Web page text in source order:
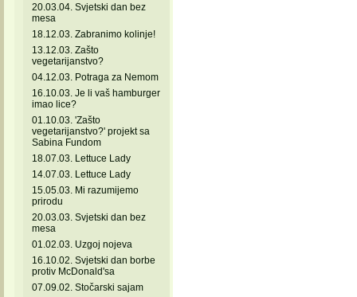
20.03.04. Svjetski dan bez
mesa
18.12.03. Zabranimo kolinje!
13.12.03. Zašto
vegetarijanstvo?
04.12.03. Potraga za Nemom
16.10.03. Je li vaš hamburger
imao lice?
01.10.03. 'Zašto
vegetarijanstvo?' projekt sa
Sabina Fundom
18.07.03. Lettuce Lady
14.07.03. Lettuce Lady
15.05.03. Mi razumijemo
prirodu
20.03.03. Svjetski dan bez
mesa
01.02.03. Uzgoj nojeva
16.10.02. Svjetski dan borbe
protiv McDonald'sa
07.09.02. Stočarski sajam